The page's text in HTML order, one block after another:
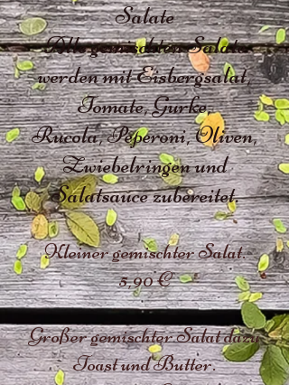
Salate
Alle gemischten Salate
werden mit Eisbergsalat,
Tomate, Gurke,
Rucola, Peperoni, Oliven,
Zwiebelringen und
Salatsaucezubereitet.
Kleiner gemischter Salat.
5,90 €
Großer gemischter Salat dazu
Toast und Butter.